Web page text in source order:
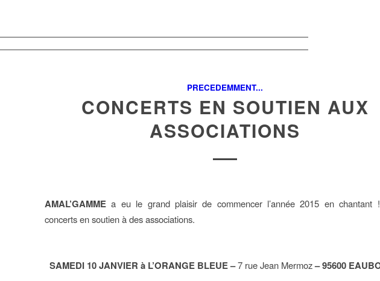
PRECEDEMMENT...
CONCERTS EN SOUTIEN AUX
ASSOCIATIONS
AMAL’GAMME a eu le grand plaisir de commencer l’année 2015 en chantant
concerts en soutien à des associations.
SAMEDI 10 JANVIER à L’ORANGE BLEUE –7 rue Jean Mermoz– 95600